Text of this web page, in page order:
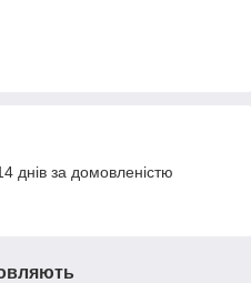
днів за домовленістю